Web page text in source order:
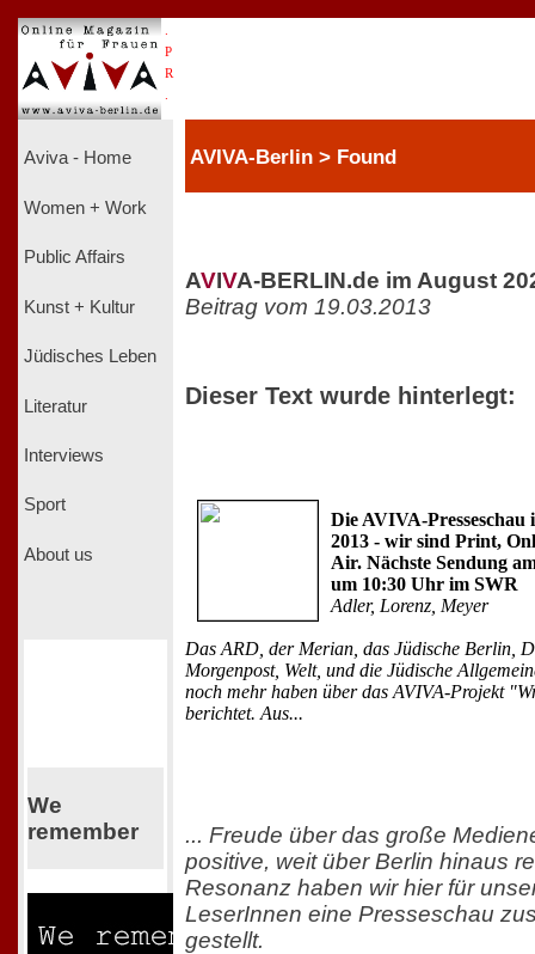
P
R
Aviva - Home
Women + Work
Public Affairs
Kunst + Kultur
Jüdisches Leben
Literatur
Interviews
Sport
About us
We
remember
AVIVA-Berlin > Found
AVIVA-BERLIN.de im August
Beitrag vom 19.03.2013
Dieser Text wurde hinterlegt:
Die AVIVA-
2013 - wir sind Print,
Air. Nächste Sendung
um 10:30 Uhr im SWR
Adler, Lorenz, Meyer
Das ARD, der Merian, das Jüdische Berlin,
Morgenpost, Welt, und die Jüdische
noch mehr haben über das AVIVA-Projekt
berichtet. Aus...
... Freude über das große
positive, weit über Berlin hinaus
Resonanz haben wir hier für
LeserInnen eine Presseschau
gestellt.